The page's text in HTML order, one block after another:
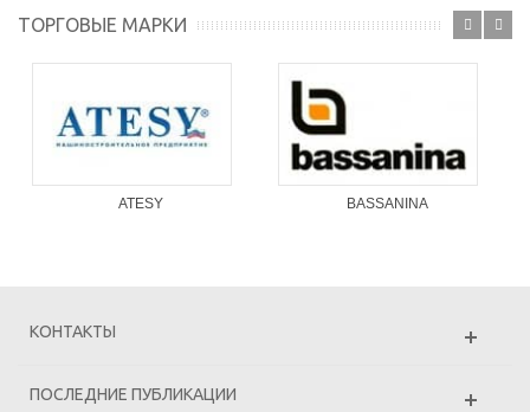
ТОРГОВЫЕ МАРКИ
ATESY BASSANINA
КОНТАКТЫ
ПОСЛЕДНИЕ ПУБЛИКАЦИИ